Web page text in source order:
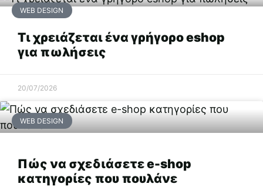
WEB DESIGN
Τι χρειάζεται ένα γρήγορο eshop
για πωλήσεις
20/07/2026
WEB DESIGN
Πώς να σχεδιάσετε e-shop
κατηγορίες που πουλάνε